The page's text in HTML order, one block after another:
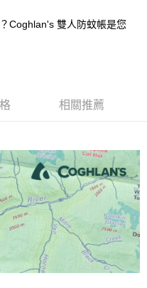
華泰商業銀行
費
費
Coghlan's 雙人防蚊帳是您
相關推薦